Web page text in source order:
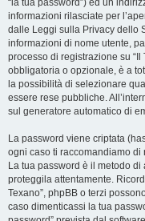
“la tua password”) ed un
informazioni rilasciate per
dalle Leggi sulla Privacy dello
informazioni di nome utente,
processo di registrazione su
obbligatoria o opzionale, è a
la possibilità di selezionare
essere rese pubbliche.
sul generatore automatico di
La password viene criptata
ogni caso ti raccomandiamo
La tua password è il metodo di
proteggila attentamente.
Texano”, phpBB o terzi
caso dimenticassi la tua